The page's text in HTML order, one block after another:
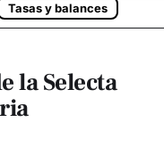
Tasas y balances
la Selecta